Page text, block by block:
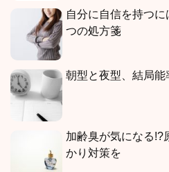
自分に自信を持つ
つの処方箋
朝型と夜型、結局能
加齢臭が気になる!?
かり対策を